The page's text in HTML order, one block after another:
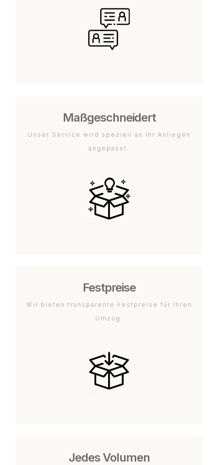
Maßgeschneidert
Unser Service wird speziell an Ihr Anliegen
angepasst.
Festpreise
Wir bieten transparente Festpreise für Ihren
Umzug.
Jedes Volumen